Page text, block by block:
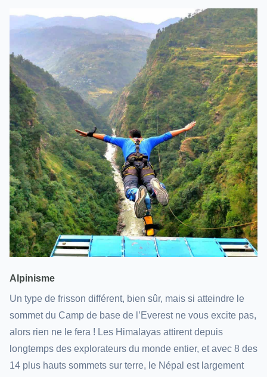
Alpinisme
Un type de frisson différent, bien sûr, mais si atteindre le
sommet du Camp de base de l’Everest ne vous excite pas,
alors rien ne le fera ! Les Himalayas attirent depuis
longtemps des explorateurs du monde entier, et avec 8 des
14 plus hauts sommets sur terre, le Népal est largement